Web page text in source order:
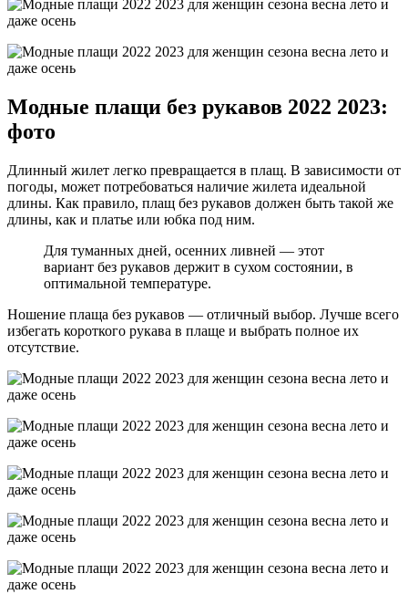
Модные плащи без рукавов 2022 2023:
фото
Длинный жилет легко превращается в плащ. В зависимости от
погоды, может потребоваться наличие жилета идеальной
длины. Как правило, плащ без рукавов должен быть такой же
длины, как и платье или юбка под ним.
Для туманных дней, осенних ливней — этот
вариант без рукавов держит в сухом состоянии, в
оптимальной температуре.
Ношение плаща без рукавов — отличный выбор. Лучше всего
избегать короткого рукава в плаще и выбрать полное их
отсутствие.